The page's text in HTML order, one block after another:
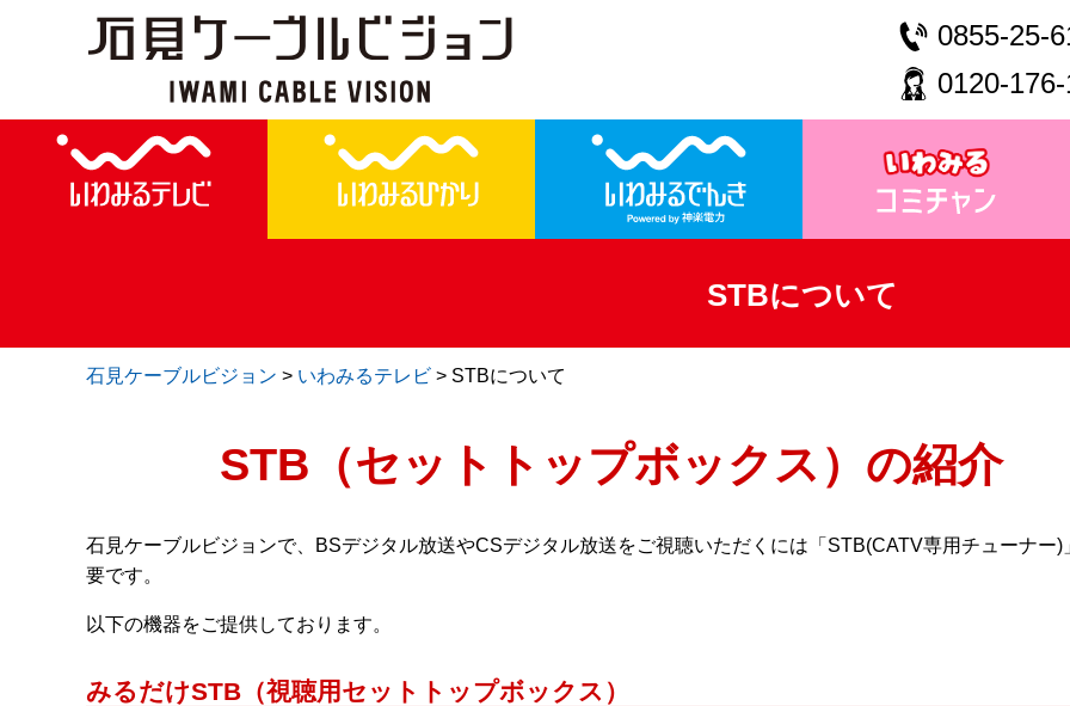
0855-25-
0120-
STBについて
石見ケーブルビジョン > いわみるテレビ > STBについて
STB（セットトップボックス）の紹介
石見ケーブルビジョンで、BSデジタル放送やCSデジタル放送をご視聴いただくには「STB(CATV専用チューナー)
要です。
以下の機器をご提供しております。
みるだけSTB（視聴用セットトップボックス）